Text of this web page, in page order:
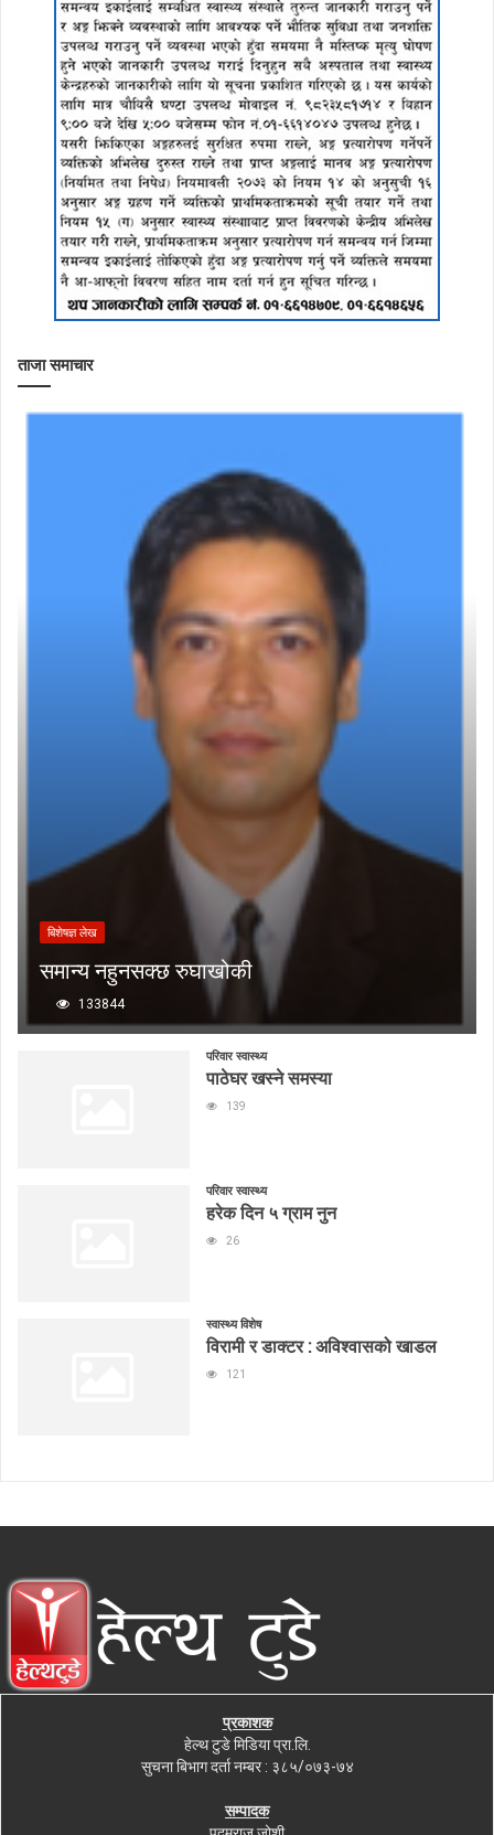
ताजा समाचार
बिशेषज्ञ लेख
समान्य नहुनसक्छ रुघाखोकी
133844
परिवार स्वास्थ्य
पाठेघर खस्ने समस्या
139
परिवार स्वास्थ्य
हरेक दिन ५ ग्राम नुन
26
स्वास्थ्य विशेष
विरामी र डाक्टर : अविश्वासको खाडल
121
प्रकाशक
हेल्थ टुडे मिडिया प्रा.लि.
सुचना बिभाग दर्ता नम्बर : ३८५/०७३-७४
सम्पादक